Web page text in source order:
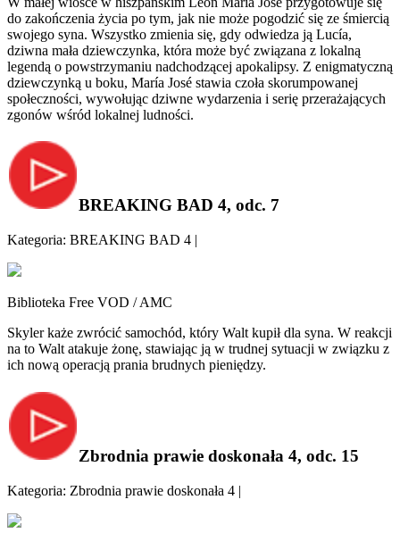
do zakończenia życia po tym, jak nie może pogodzić się ze śmiercią
swojego syna. Wszystko zmienia się, gdy odwiedza ją Lucía,
dziwna mała dziewczynka, która może być związana z lokalną
legendą o powstrzymaniu nadchodzącej apokalipsy. Z enigmatyczną
dziewczynką u boku, María José stawia czoła skorumpowanej
społeczności, wywołując dziwne wydarzenia i serię przerażających
zgonów wśród lokalnej ludności.
BREAKING BAD 4, odc. 7
Kategoria: BREAKING BAD 4 |
Biblioteka Free VOD / AMC
Skyler każe zwrócić samochód, który Walt kupił dla syna. W reakcji
na to Walt atakuje żonę, stawiając ją w trudnej sytuacji w związku z
ich nową operacją prania brudnych pieniędzy.
Zbrodnia prawie doskonała 4, odc. 15
Kategoria: Zbrodnia prawie doskonała 4 |